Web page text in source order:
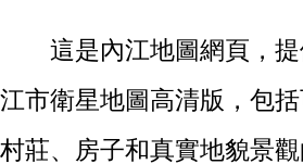
這是內江地圖網頁，
江市衛星地圖高清版，包括
村莊、房子和真實地貌景